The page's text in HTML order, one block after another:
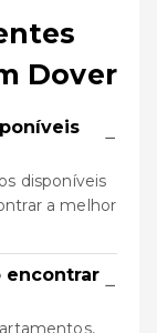
Dover
−
disponíveis
a melhor
encontrar −